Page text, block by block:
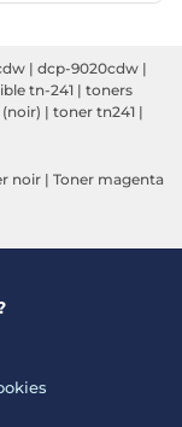
| dcp-9020cdw |
tn-241 | toners
| toner tn241 |
noir | Toner magenta